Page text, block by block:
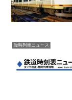
臨時列車ニュース